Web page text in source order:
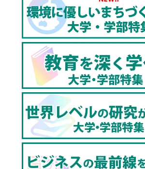
【青山学院大学国際政治経済学部】
を知り未来を切り拓く！！グローバ
https://youtu.be/Amr3V1ndyok
【青山学院大学理工学部】生命科学
ベーション｜新しいキャンパス・最
と可能性を広げる!!
https://youtu.be/Bv6smEm6zY8
▼青山学院大学の天気は？（全国の